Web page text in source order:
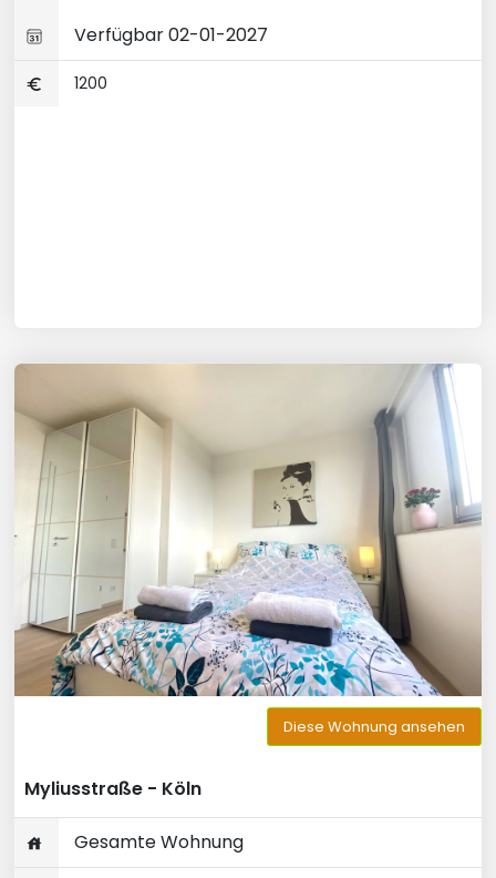
Verfügbar 02-01-2027
1200
Diese Wohnung ansehen
Myliusstraße - Köln
Gesamte Wohnung